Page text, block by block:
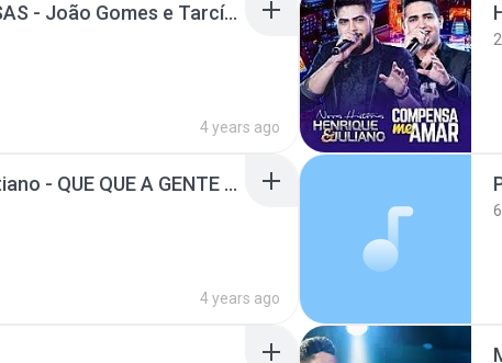
AQUELAS COISAS - João Gomes e Tarcísio do Acordeon
4 years ago
Zé Neto e Cristiano - QUE QUE A GENTE FAZ COM A GE
4 years ago